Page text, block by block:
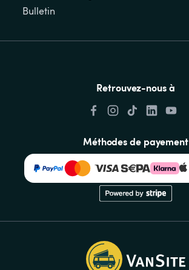
Bulletin
Retrouvez-nous à
Méthodes de payement